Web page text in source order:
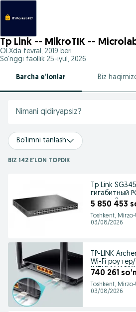
Tp Link -- MikroTIK --
OLXda fevral, 2019 beri
So'nggi faollik 25-iyul, 2026
Barcha e’lonlar Biz
Bo'limni tanlash
BIZ 142 E'LON TOPDIK
Tp Link
гигабитный
уровня 2
5 850 453
Toshkent,
03/08/2026
TP-LINK
Wi-Fi
(UZUM
740 261
Toshkent,
03/08/2026